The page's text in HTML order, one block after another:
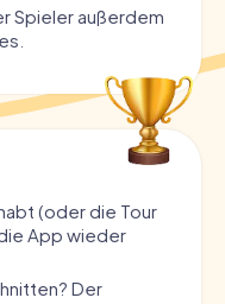
Spieler außerdem
(oder die Tour
App wieder
Der